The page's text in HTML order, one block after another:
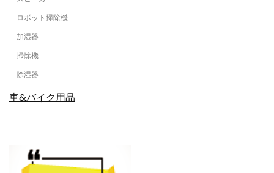
ロボット掃除機
加湿器
掃除機
除湿器
車&バイク用品